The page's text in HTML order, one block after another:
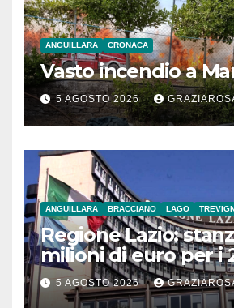
ANGUILLARA CRONACA
Vasto incendio a
5 AGOSTO 2026
ANGUILLARA BRACCIANO LAGO
Regione Lazio:
milioni di euro per i
Comuni dell’Etruria
Meridionale
5 AGOSTO 2026